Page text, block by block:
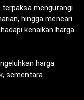
mengurangi
hingga mencari
kenaikan harga
harga
sementara